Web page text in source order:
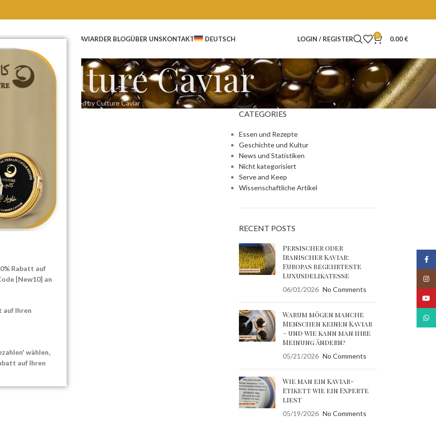
Rabatt auf
[New10] an
auf Ihren
wählen,
auf Ihren
GROSSHANDEL KAVIAR DER BLOGÜBER UNSKONTAKT DEUTSCH LOGIN / REGISTER 0 0.00€
Culture Caviar
Articles Posted by Culture Caviar
REZEPTE
&
eigentlich...
READING
CATEGORIES
Essen und Rezepte
Geschichte und Kultur
News und Statistiken
Nicht kategorisiert
Serve and Keep
Wissenschaftliche Artikel
RECENT POSTS
Persischer oder
Iranischer Kaviar:
Europas begehrteste
Luxusdelikatesse
06/01/2026 No Comments
Warum mögen manche
Menschen keinen Kaviar
– und wie kann man ihre
Meinung ändern?
05/21/2026 No Comments
Wie man ein Kaviar-
Etikett wie ein Experte
liest
05/19/2026 No Comments